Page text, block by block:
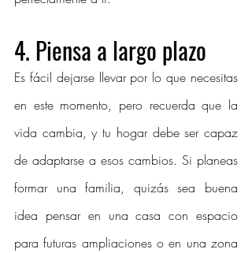
4. Piensa a largo plazo
Es fácil dejarse llevar por lo que necesitas
en este momento, pero recuerda que la
vida cambia, y tu hogar debe ser capaz
de adaptarse a esos cambios. Si planeas
formar una familia, quizás sea buena
idea pensar en una casa con espacio
para futuras ampliaciones o en una zona